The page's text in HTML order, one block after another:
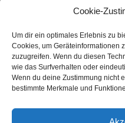
Cookie-
Um dir ein optimales Erlebnis zu
Cookies, um Geräteinformationen
zuzugreifen. Wenn du diesen
wie das Surfverhalten oder
Wenn du deine Zustimmung nicht
bestimmte Merkmale und
Ausgabe verpasst? Kein